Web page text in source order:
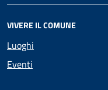
VIVERE IL COMUNE
Luoghi
Eventi